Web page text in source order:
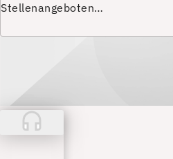
Stellenangeboten…